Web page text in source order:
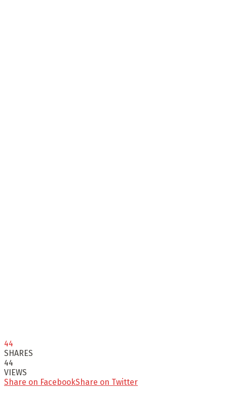
44
SHARES
44
VIEWS
Share on FacebookShare on Twitter